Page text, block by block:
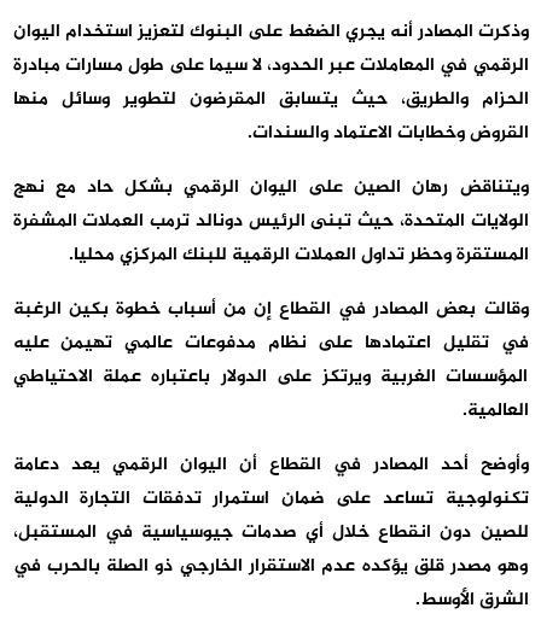
وذكرت المصادر أنه يجري الضغط على البنوك لتعزيز استخدام اليوان
الرقمي في المعاملات عبر الحدود، لا سيما على طول مسارات مبادرة
الحزام والطريق، حيث يتسابق المقرضون لتطوير وسائل ⁠⁠⁠⁠منها
القروض وخطابات الاعتماد والسندات.
ويتناقض رهان الصين على اليوان الرقمي بشكل حاد مع نهج
الولايات المتحدة، حيث تبنى الرئيس دونالد ترمب العملات المشفرة
المستقرة وحظر تداول العملات الرقمية للبنك المركزي محليا.
وقالت بعض المصادر في القطاع إن من أسباب خطوة بكين الرغبة
في تقليل اعتمادها على نظام ‌‌‌‌مدفوعات عالمي تهيمن عليه
المؤسسات الغربية ويرتكز على الدولار باعتباره عملة الاحتياطي
العالمية.
وأوضح أحد المصادر في القطاع أن اليوان الرقمي يعد دعامة
تكنولوجية تساعد على ضمان استمرار تدفقات التجارة الدولية
للصين دون انقطاع خلال أي صدمات جيوسياسية في المستقبل،
وهو مصدر قلق يؤكده عدم الاستقرار الخارجي ذو الصلة بالحرب في
الشرق الأوسط.